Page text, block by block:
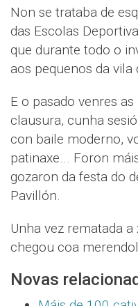
Non se trataba de
das Escolas
que durante todo o
aos pequenos da vila
E o pasado venres
clausura, cunha
con baile moderno,
patinaxe... Foron
gozaron da festa do
Pavillón.
Unha vez rematada
chegou coa
Novas